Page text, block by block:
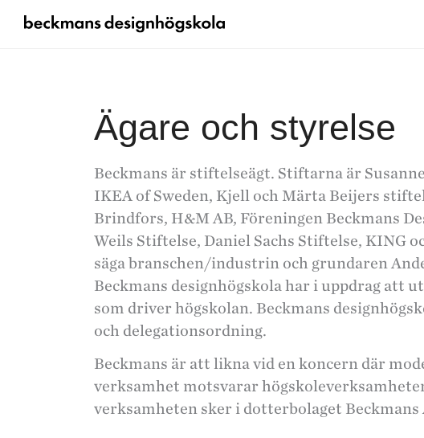
Ägare och styrelse
Beckmans är stiftelseägt. Stiftarna är
IKEA of Sweden, Kjell och Märta Beijers
Brindfors, H&M AB, Föreningen Beckmans
Weils Stiftelse, Daniel Sachs Stiftelse, KING
säga branschen/industrin och grundaren
Beckmans designhögskola har i uppdrag att
som driver högskolan. Beckmans
och delegationsordning.
Beckmans är att likna vid en koncern där
verksamhet motsvarar
verksamheten sker i dotterbolaget Beckmans